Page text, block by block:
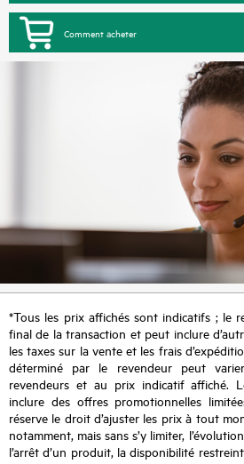
Comment acheter
*Tous les prix affichés sont indicatifs ; le
final de la transaction et peut inclure
les taxes sur la vente et les frais
déterminé par le revendeur peut
revendeurs et au prix indicatif affiché.
inclure des offres promotionnelles
réserve le droit d’ajuster les prix à tout
notamment, mais sans s’y limiter,
l’arrêt d’un produit, la disponibilité